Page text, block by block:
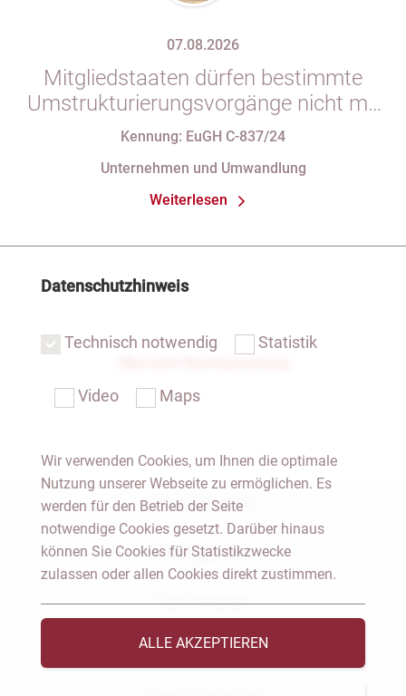
07.08.2026
Mitgliedstaaten dürfen bestimmte
Umstrukturierungsvorgänge nicht mit
indirekten Steuern belasten
Kennung: EuGH C-837/24
Unternehmen und Umwandlung
Weiterlesen
Notar Dresden
Fachgebiete
Das Notariat
Vorträge & Veröffentlichungen
Datenschutzhinweis
Technisch notwendig Statistik
Video Maps
Wir verwenden Cookies, um Ihnen die optimale
Nutzung unserer Webseite zu ermöglichen. Es
werden für den Betrieb der Seite
notwendige Cookies gesetzt. Darüber hinaus
können Sie Cookies für Statistikzwecke
zulassen oder allen Cookies direkt zustimmen.
ALLE AKZEPTIEREN